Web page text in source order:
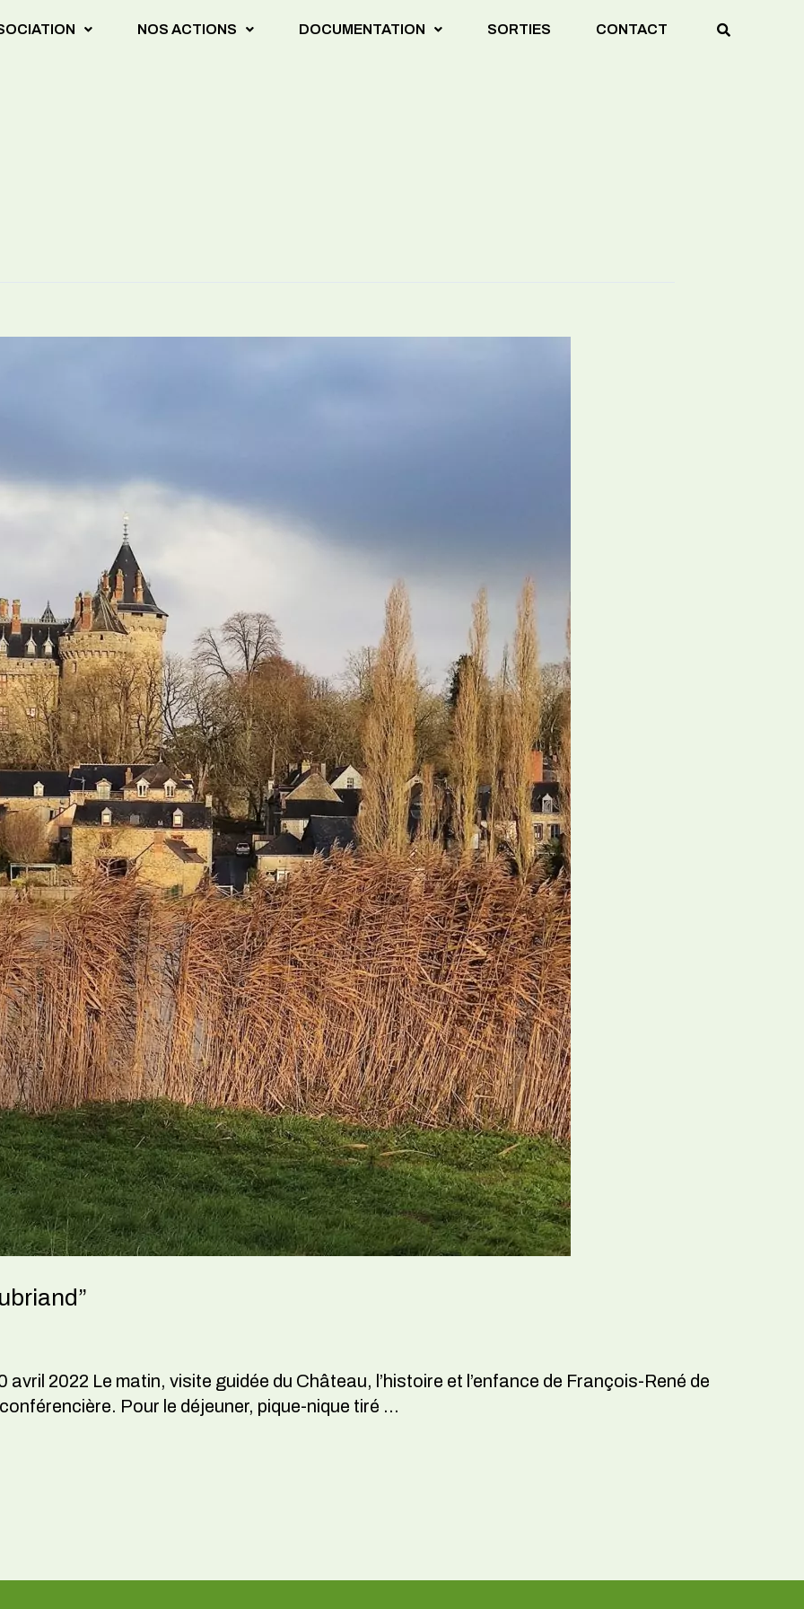
NOS ACTIONS DOCUMENTATION SORTIES CONTACT
avril 2022 Le matin, visite guidée du Château, l’histoire et l’enfance de François-René de
Pour le déjeuner, pique-nique tiré …